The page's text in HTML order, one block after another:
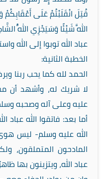
قُتِلَ انْقَلَبْتُمْ عَلَى
اللَّهَ شَيْئًا وَسَيَجْزِي اللَّهُ
عباد الله توبوا إلى الله
الخطبة الثانية:
الحمد لله كما يحب ربنا
لا شريك له، وأشهد أن
عليه وعلى آله وصحبه
أما بعد: فاتقوا الله
الله عليه وسلم- ليس
المادحون المتملقون،
عباد الله، ويتزينون بها